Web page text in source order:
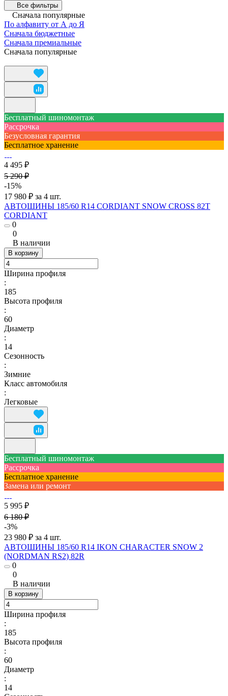
Все фильтры
Сначала популярные
По алфавиту от А до Я
Сначала бюджетные
Сначала премиальные
Сначала популярные
Бесплатный шиномонтаж
Рассрочка
Безусловная гарантия
Бесплатное хранение
4 495 ₽
5 290 ₽
-15%
17 980 ₽ за 4 шт.
АВТОШИНЫ 185/60 R14 CORDIANT SNOW CROSS 82T
CORDIANT
0
0
В наличии
В корзину
Ширина профиля
:
185
Высота профиля
:
60
Диаметр
:
14
Сезонность
:
Зимние
Класс автомобиля
:
Легковые
Бесплатный шиномонтаж
Рассрочка
Бесплатное хранение
Замена или ремонт
5 995 ₽
6 180 ₽
-3%
23 980 ₽ за 4 шт.
АВТОШИНЫ 185/60 R14 IKON CHARACTER SNOW 2
(NORDMAN RS2) 82R
0
0
В наличии
В корзину
Ширина профиля
:
185
Высота профиля
:
60
Диаметр
:
14